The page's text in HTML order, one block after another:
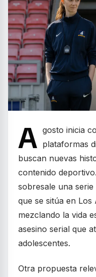
A gosto inicia
plataformas
buscan nuevas
contenido
sobresale una
que se sitúa en Los
mezclando la vida
asesino serial que
adolescentes.
Otra propuesta